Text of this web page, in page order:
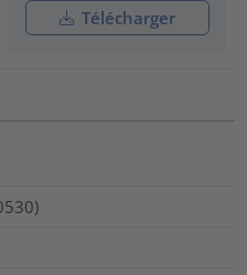
Télécharger